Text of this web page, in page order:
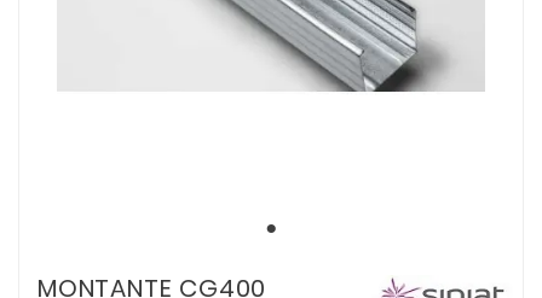
MONTANTE CG400